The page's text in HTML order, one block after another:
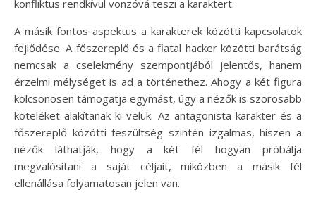
konfliktus rendkívül vonzóvá teszi a karaktert.
A másik fontos aspektus a karakterek közötti kapcsolatok
fejlődése. A főszereplő és a fiatal hacker közötti barátság
nemcsak a cselekmény szempontjából jelentős, hanem
érzelmi mélységet is ad a történethez. Ahogy a két figura
kölcsönösen támogatja egymást, úgy a nézők is szorosabb
köteléket alakítanak ki velük. Az antagonista karakter és a
főszereplő közötti feszültség szintén izgalmas, hiszen a
nézők láthatják, hogy a két fél hogyan próbálja
megvalósítani a saját céljait, miközben a másik fél
ellenállása folyamatosan jelen van.